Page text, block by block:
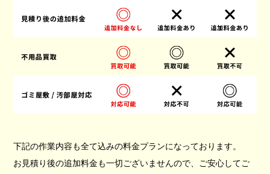
下記の作業内容も全て込みの料金プランになっております。
お見積り後の追加料金も一切ございませんので、ご安心してご